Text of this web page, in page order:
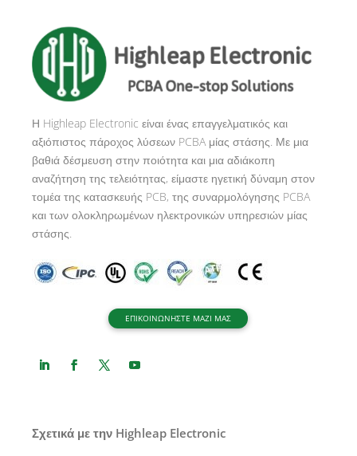
n
t
v
e
:
Η Highleap Electronic είναι ένας επαγγελματικός και
αξιόπιστος πάροχος λύσεων PCBA μίας στάσης. Με μια
βαθιά δέσμευση στην ποιότητα και μια αδιάκοπη
αναζήτηση της τελειότητας, είμαστε ηγετική δύναμη στον
τομέα της κατασκευής PCB, της συναρμολόγησης PCBA
και των ολοκληρωμένων ηλεκτρονικών υπηρεσιών μίας
στάσης.
ΕΠΙΚΟΙΝΩΝΗΣΤΕ ΜΑΖΙ ΜΑΣ
Σχετικά με την Highleap Electronic